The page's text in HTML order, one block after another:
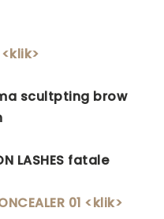
<klik>
scultpting brow
LASHES fatale
01 <klik>